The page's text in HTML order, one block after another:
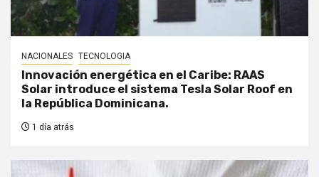
NACIONALES TECNOLOGIA
Innovación energética en el Caribe: RAAS
Solar introduce el sistema Tesla Solar Roof en
la República Dominicana.
1 día atrás